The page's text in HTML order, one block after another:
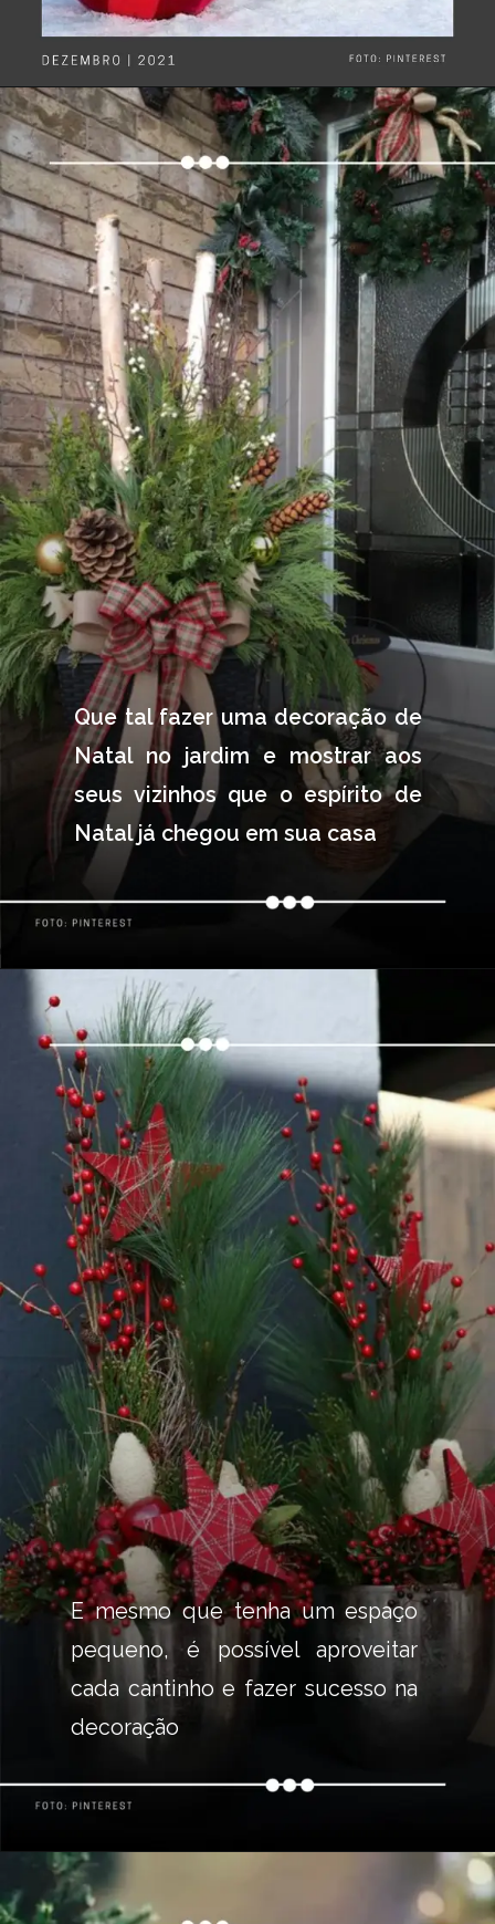
Que tal fazer uma decoração de
Natal no jardim e mostrar aos
seus vizinhos que o espírito de
Natal já chegou em sua casa
E mesmo que tenha um espaço
pequeno, é possível aproveitar
cada cantinho e fazer sucesso na
decoração